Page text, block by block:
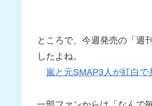
ところで、今週発売の「週
したよね。
嵐と元SMAP3人が紅白で